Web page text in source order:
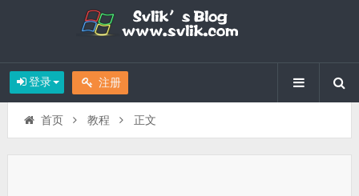
登录 注册
首页 教程 正文